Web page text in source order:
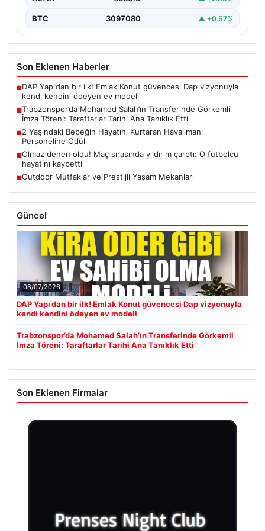
BTC 3097080 ▲ +0.57%
Son Eklenen Haberler
■DAP Yapı’dan bir ilk! Emlak Konut güvencesi Dap vizyonuyla
kendi kendini ödeyen ev modeli
■Trabzonspor’da Mohamed Salah’ın Transferinde Görkemli
İmza Töreni: Taraftarlar Tarihi Ana Tanıklık Etti
■2 Yaşındaki Bebeğin Hayatını Kurtaran Havalimanı
Personeline Ödül
■Olmaz denen oldu! Maç sırasında yıldırım çarptı: O futbolcu
hayatını kaybetti
■Outdoor Mutfaklar ve Prestijli Yaşam Mekanları
Güncel
08/07/2026
DAP Yapı’dan bir ilk! Emlak Konut güvencesi Dap vizyonuyla
kendi kendini ödeyen ev modeli
Trabzonspor’da Mohamed Salah’ın Transferinde Görkemli
İmza Töreni: Taraftarlar Tarihi Ana Tanıklık Etti
Son Eklenen Firmalar